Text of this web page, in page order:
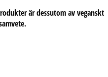
är dessutom av veganskt